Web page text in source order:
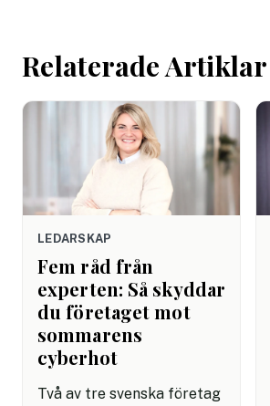
Relaterade Artiklar
LEDARSKAP
Fem råd från
experten: Så skyddar
du företaget mot
sommarens
cyberhot
Två av tre svenska företag